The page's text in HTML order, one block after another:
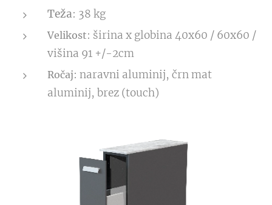
Teža: 38 kg
Velikost: širina x globina 40x60 / 60x60 /
višina 91 +/-2cm
Ročaj: naravni aluminij, črn mat
aluminij, brez (touch)